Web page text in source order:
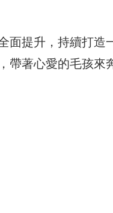
面提升，持續打造
帶著心愛的毛孩來